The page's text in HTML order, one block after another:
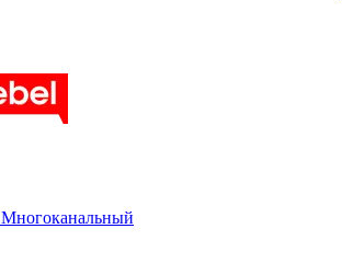
Многоканальный